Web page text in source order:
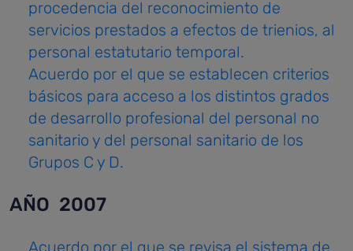
procedencia del reconocimiento de
servicios prestados a efectos de trienios, al
personal estatutario temporal.
Acuerdo por el que se establecen criterios
básicos para acceso a los distintos grados
de desarrollo profesional del personal no
sanitario y del personal sanitario de los
Grupos C y D.
AÑO 2007
Acuerdo por el que se revisa el sistema de